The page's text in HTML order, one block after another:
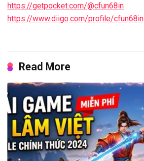
https://getpocket.com/@cfun68in
https://www.diigo.com/profile/cfun68in
Read More